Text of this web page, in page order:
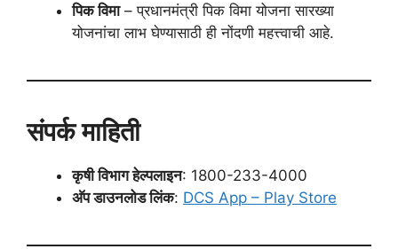
पिक विमा– प्रधानमंत्री पिक विमा योजना सारख्या
योजनांचा लाभ घेण्यासाठी ही नोंदणी महत्त्वाची आहे.
संपर्क माहिती
कृषी विभाग हेल्पलाइन: 1800-233-4000
अ‍ॅप डाउनलोड लिंक: DCS App – Play Store